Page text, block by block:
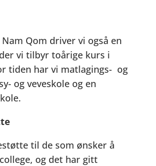
Qom driver vi også en
vi tilbyr toårige kurs i
tiden har vi matlagings- og
og veveskole og en
til de som ønsker å
og det har gitt